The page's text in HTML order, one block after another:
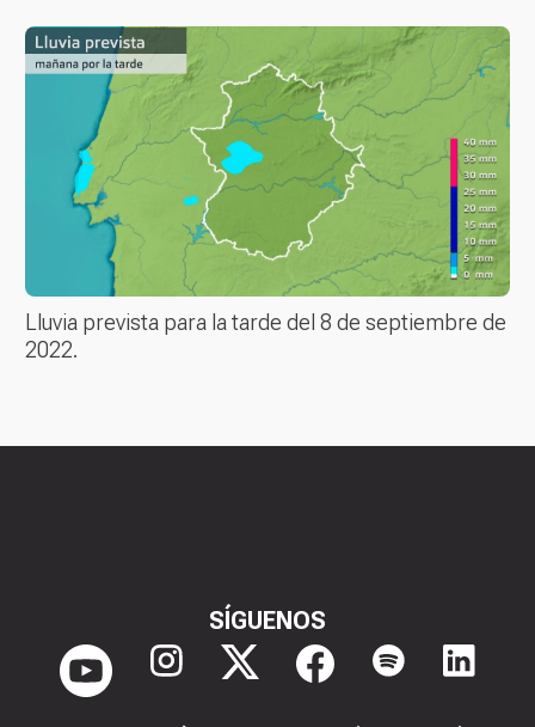
Lluvia prevista para la tarde del 8 de septiembre de
2022.
SÍGUENOS